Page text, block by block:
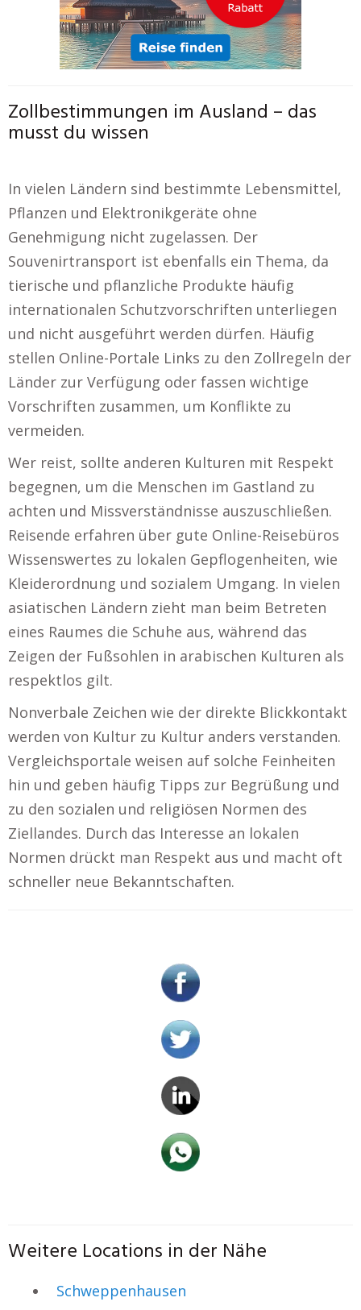
Zollbestimmungen im Ausland – das
musst du wissen
In vielen Ländern sind bestimmte Lebensmittel,
Pflanzen und Elektronikgeräte ohne
Genehmigung nicht zugelassen. Der
Souvenirtransport ist ebenfalls ein Thema, da
tierische und pflanzliche Produkte häufig
internationalen Schutzvorschriften unterliegen
und nicht ausgeführt werden dürfen. Häufig
stellen Online-Portale Links zu den Zollregeln der
Länder zur Verfügung oder fassen wichtige
Vorschriften zusammen, um Konflikte zu
vermeiden.
Wer reist, sollte anderen Kulturen mit Respekt
begegnen, um die Menschen im Gastland zu
achten und Missverständnisse auszuschließen.
Reisende erfahren über gute Online-Reisebüros
Wissenswertes zu lokalen Gepflogenheiten, wie
Kleiderordnung und sozialem Umgang. In vielen
asiatischen Ländern zieht man beim Betreten
eines Raumes die Schuhe aus, während das
Zeigen der Fußsohlen in arabischen Kulturen als
respektlos gilt.
Nonverbale Zeichen wie der direkte Blickkontakt
werden von Kultur zu Kultur anders verstanden.
Vergleichsportale weisen auf solche Feinheiten
hin und geben häufig Tipps zur Begrüßung und
zu den sozialen und religiösen Normen des
Ziellandes. Durch das Interesse an lokalen
Normen drückt man Respekt aus und macht oft
schneller neue Bekanntschaften.
Weitere Locations in der Nähe
Schweppenhausen